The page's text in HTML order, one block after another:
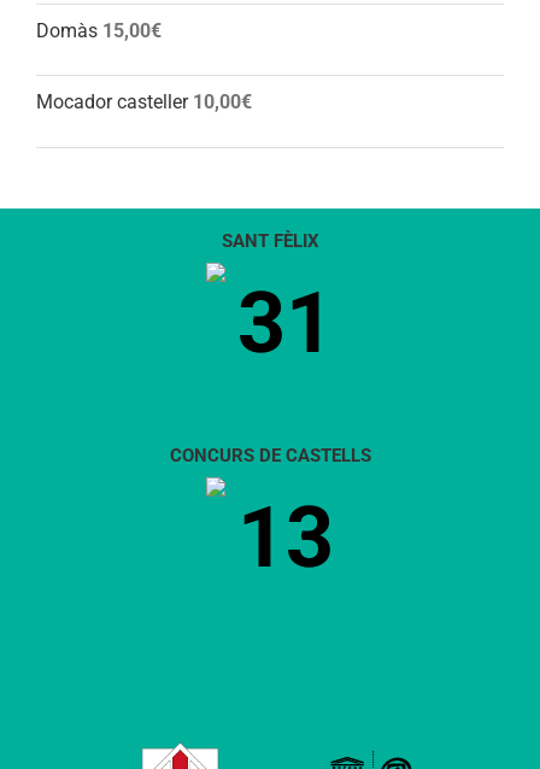
Domàs 15,00€
Mocador casteller 10,00€
SANT FÈLIX
31
CONCURS DE CASTELLS
13